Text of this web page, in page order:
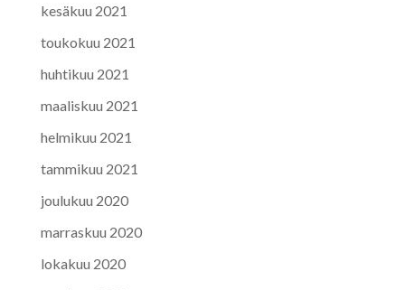
kesäkuu 2021
toukokuu 2021
huhtikuu 2021
maaliskuu 2021
helmikuu 2021
tammikuu 2021
joulukuu 2020
marraskuu 2020
lokakuu 2020